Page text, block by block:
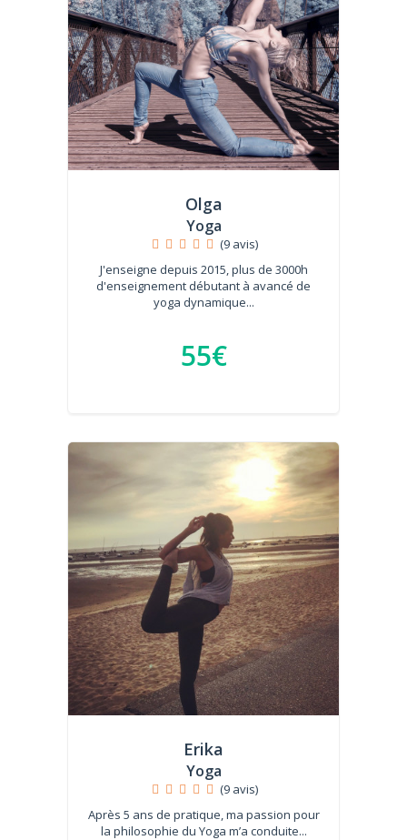
Olga
Yoga
(9 avis)
J'enseigne depuis 2015, plus de 3000h
d'enseignement débutant à avancé de
yoga dynamique...
55€
Erika
Yoga
(9 avis)
Après 5 ans de pratique, ma passion pour
la philosophie du Yoga m’a conduite...